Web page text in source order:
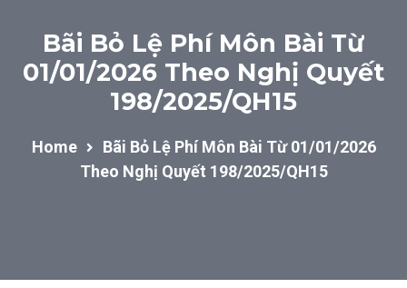
Bãi Bỏ Lệ Phí Môn Bài Từ
01/01/2026 Theo Nghị Quyết
198/2025/QH15
Home
Bãi Bỏ Lệ Phí Môn Bài Từ 01/01/2026
Theo Nghị Quyết 198/2025/QH15